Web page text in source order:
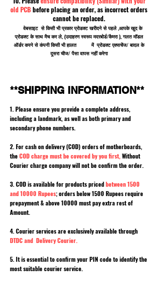
old PCBbefore placing an order, as incorrect orders
cannot be replaced.
वेबसाइट से किसी भी प्रकार प्रोडक्ट खरीदने से पहले ,आपके खुद के
प्रोडक्ट के साथ मैच कर ले, (उदाहरण स्वरूप मदरबोर्ड/कैमरा ), गलत मॉडल
ऑर्डर करने से कंपनी किसी भी हालत में प्रोडक्ट एक्सचेंज/ बादल के
दूसरा चीज/ पैसा वापस नहीं करेगा
**SHIPPING INFORMATION**
1. Please ensure you provide a complete address,
including a landmark, as well as both primary and
secondary phone numbers.
2. For cash on delivery (COD) orders of motherboards,
theCOD charge must be covered by you first, Without
Courier charge company will not be confirm the order.
3. COD is available for products pricedbetween 1500
and 10000 Rupees; orders below 1500 Rupees require
prepayment & above 10000 must pay extra rest of
Amount.
4. Courier services are exclusively available through
DTDC and Delivery Courier.
5. It is essential to confirm your PIN code to identify the
most suitable courier service.